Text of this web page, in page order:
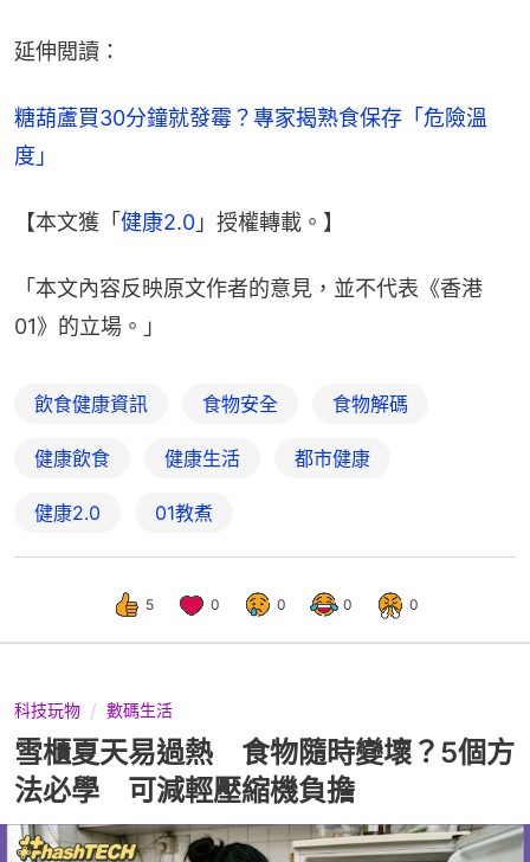
延伸閲讀：
糖葫蘆買30分鐘就發霉？專家揭熟食保存「危險溫
度」
【本文獲「 健康2.0 」授權轉載。】
「本文內容反映原文作者的意見，並不代表《香港
01》的立場。」
飲食健康資訊 食物安全 食物解碼
健康飲食 健康生活 都市健康
健康2.0 01教煮
5 0 0 0 0
科技玩物 數碼生活
雪櫃夏天易過熱 食物隨時變壞？5個方
法必學 可減輕壓縮機負擔